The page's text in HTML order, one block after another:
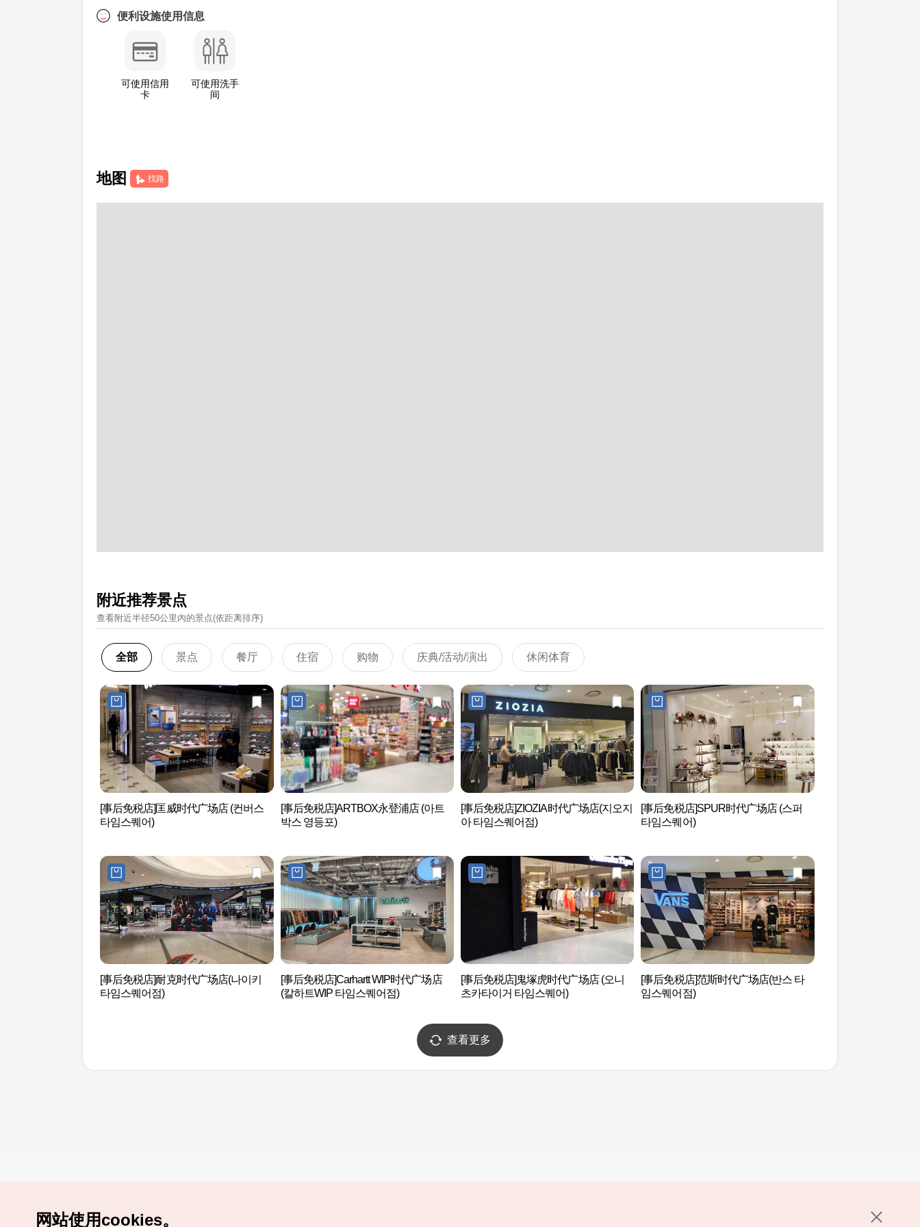
便利设施使用信息
可使用信用
卡
可使用洗手
间
地图 找路
附近推荐景点
查看附近半径50公里內的景点(依距离排序)
全部 景点 餐厅 住宿 购物 庆典/活动/演出 休闲体育
[事后免税店]匡威时代广场店 (컨버스
타임스퀘어)
[事后免税店]ARTBOX永登浦店 (아트
박스 영등포)
[事后免税店]ZIOZIA时代广场店(지오지
아 타임스퀘어점)
[事后免税店]SPUR时代广场店 (스퍼
타임스퀘어)
[事后免税店]耐克时代广场店(나이키
타임스퀘어점)
[事后免税店]Carhartt WIP时代广场店
(칼하트WIP 타임스퀘어점)
[事后免税店]鬼塚虎时代广场店 (오니
츠카타이거 타임스퀘어)
[事后免税店]范斯时代广场店(반스 타
임스퀘어점)
查看更多
网站使用cookies。